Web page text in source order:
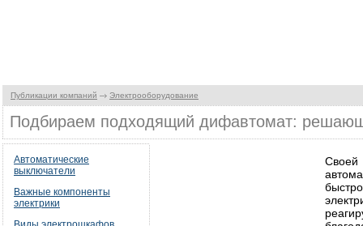
Публикации компаний Электрооборудование
Подбираем подходящий дифавтомат:
Автоматические
выключатели
Важные компоненты
электрики